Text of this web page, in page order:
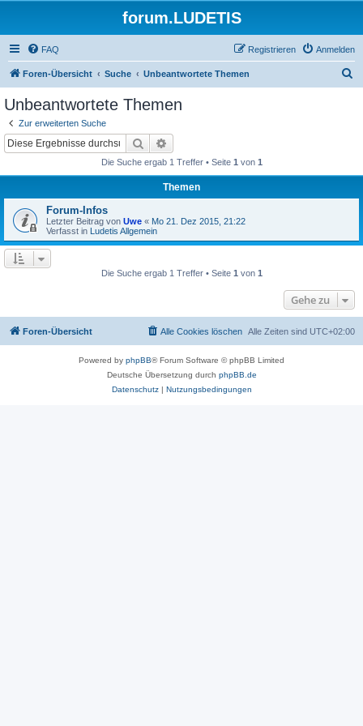
forum.LUDETIS
FAQ Anmelden
Registrieren
Foren-Übersicht Suche Unbeantwortete Themen
Unbeantwortete Themen
Zur erweiterten Suche
Suche
Die Suche ergab 1 Treffer • Seite 1 von 1
Themen
Forum-Infos
Letzter Beitrag von Uwe « Mo 21. Dez 2015, 21:22
Verfasst in Ludetis Allgemein
Die Suche ergab 1 Treffer • Seite 1 von 1
Gehe zu
Foren-Übersicht Alle Zeiten sind UTC+02:00
Alle Cookies löschen
Powered by phpBB® Forum Software © phpBB Limited
Deutsche Übersetzung durch phpBB.de
Datenschutz| Nutzungsbedingungen